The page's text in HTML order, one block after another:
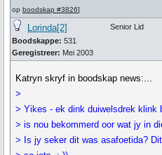
op boodskap #3826]
Lorinda[2]
Boodskappe: 531
Geregistreer: Mei 2003
Senior Lid
Katryn skryf in boodskap news:...
>
> Yikes - ek dink duiwelsdrek klink
> is nou bekommerd oor wat jy in
> Is jy seker dit was asafoetida?